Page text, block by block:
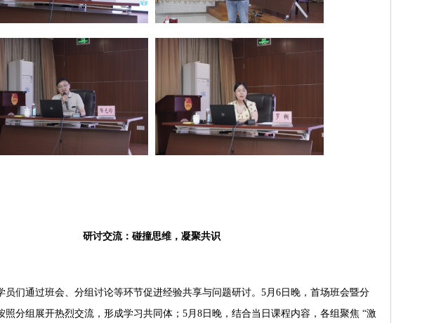
研讨交流：碰撞思维，凝聚共识
员们通过班会、分组讨论等环节促进经验共享与问题研讨。5月6日晚，首场班会暨分
照分组展开热烈交流，形成学习共同体；5月8日晚，结合当日课程内容，各组聚焦 “激